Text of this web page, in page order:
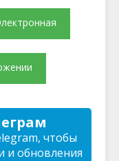
чтобы
и обновления